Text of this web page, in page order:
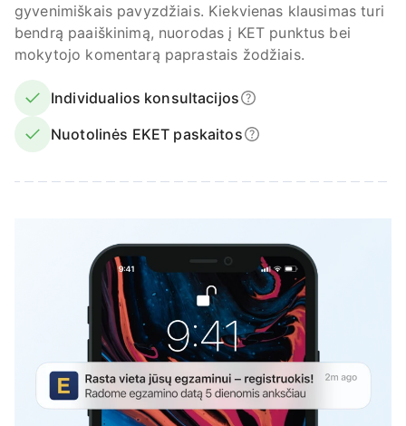
gyvenimiškais pavyzdžiais. Kiekvienas klausimas turi
bendrą paaiškinimą, nuorodas į KET punktus bei
mokytojo komentarą paprastais žodžiais.
Individualios konsultacijos
Nuotolinės EKET paskaitos